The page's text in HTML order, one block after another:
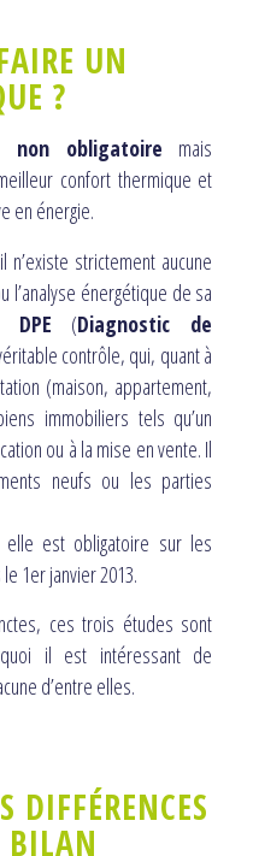
UN
?
non obligatoire mais
confort thermique et
en énergie.
strictement aucune
l’analyse énergétique de sa
(Diagnostic de
contrôle, qui, quant à
(maison, appartement,
immobiliers tels qu’un
ou à la mise en vente. Il
neufs ou les parties
est obligatoire sur les
1er janvier 2013.
ces trois études sont
il est intéressant de
d’entre elles.
DIFFÉRENCES
BILAN